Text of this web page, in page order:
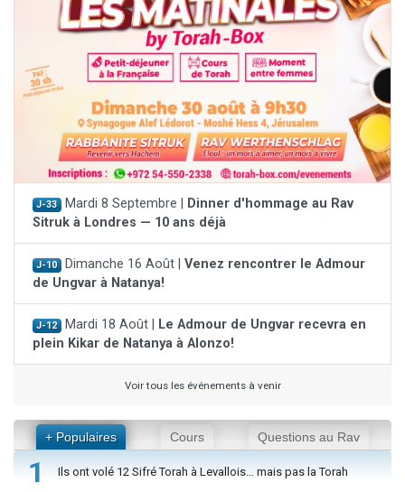
J-33 Mardi 8 Septembre |
Dinner d'hommage au Rav
Sitruk à Londres — 10 ans déjà
J-10 Dimanche 16 Août | Venez rencontrer le Admour
de Ungvar à Natanya!
J-12 Mardi 18 Août |
Le Admour de Ungvar recevra en
plein Kikar de Natanya à Alonzo!
Voir tous les événements à venir
+ Populaires Cours Questions au Rav
1 Ils ont volé 12 Sifré Torah à Levallois… mais pas la Torah